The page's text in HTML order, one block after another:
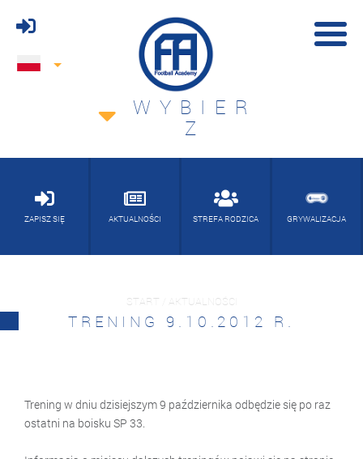
WYBIER
Z
ZAPISZ SIĘ AKTUALNOŚCI STREFA RODZICA GRYWALIZACJA
START / AKTUALNOŚCI
TRENING 9.10.2012 R.
Trening w dniu dzisiejszym 9 października odbędzie się po raz
ostatni na boisku SP 33.